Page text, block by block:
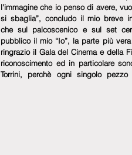
l'immagine che io penso di avere,
si sbaglia”, concludo il mio breve
che sul palcoscenico e sul set
pubblico il mio “Io”, la parte più
ringrazio il Gala del Cinema e della
riconoscimento ed in particolare
Torrini, perchè ogni singolo